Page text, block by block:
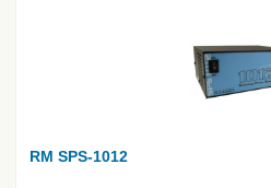
RM SPS-1012